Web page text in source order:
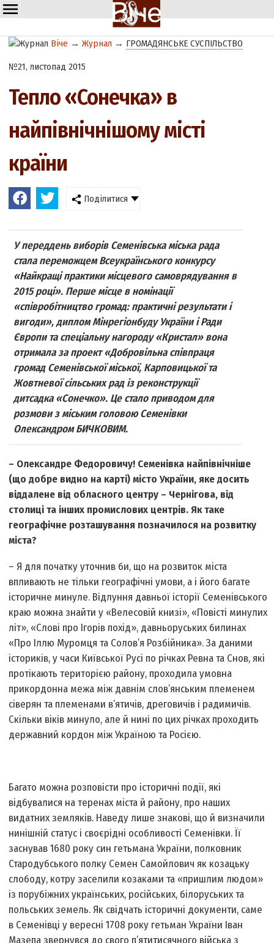
Віче →Журнал → ГРОМАДЯНСЬКЕ СУСПІЛЬСТВО
№21, листопад 2015
Тепло «Сонечка» в
найпівнічнішому місті
країни
Поділитися
У переддень виборів Семенівська міська рада
стала переможцем Всеукраїнського конкурсу
«Найкращі практики місцевого самоврядування в
2015 році». Перше місце в номінації
«співробітництво громад: практичні результати і
вигоди», диплом Мінрегіонбуду України і Ради
Європи та спеціальну нагороду «Кристал» вона
отримала за проект «Добровільна співпраця
громад Семенівської міської, Карповицької та
Жовтневої сільських рад із реконструкції
дитсадка «Сонечко». Це стало приводом для
розмови з міським головою Семенівки
Олександром БИЧКОВИМ.
– Олександре Федоровичу! Семенівка найпівнічніше
(що добре видно на карті) місто України, яке досить
віддалене від обласного центру – Чернігова, від
столиці та інших промислових центрів. Як таке
географічне розташування позначилося на розвитку
міста?
– Я для початку уточнив би, що на розвиток міста
впливають не тільки географічні умови, а і його багате
історичне минуле. Відлуння давньої історії Семенівського
краю можна знайти у «Велесовій книзі», «Повісті минулих
літ», «Слові про Ігорів похід», давньоруських билинах
«Про Іллю Муромця та Солов’я Розбійника». За даними
істориків, у часи Київської Русі по річках Ревна та Снов, які
протікають територією району, проходила умовна
прикордонна межа між давнім слов’янським племенем
сіверян та племенами в’ятичів, дреговичів і радимичів.
Скільки віків минуло, але й нині по цих річках проходить
державний кордон між Україною та Росією.
Багато можна розповісти про історичні події, які
відбувалися на теренах міста й району, про наших
видатних земляків. Наведу лише знакові, що й визначили
нинішній статус і своєрідні особливості Семенівки. Її
заснував 1680 року син гетьмана України, полковник
Стародубського полку Семен Самойлович як козацьку
слободу, котру заселили козаками та «пришлим людом»
із порубіжних українських, російських, білоруських та
польських земель. Як свідчать історичні документи, саме
в Семенівці у вересні 1708 року гетьман України Іван
Мазепа звернувся до свого п’ятитисячного війська з